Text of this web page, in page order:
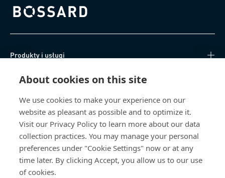
About cookies on this site
We use cookies to make your experience on our
website as pleasant as possible and to optimize it.
Visit our Privacy Policy to learn more about our data
collection practices. You may manage your personal
preferences under "Cookie Settings" now or at any
time later. By clicking Accept, you allow us to our use
of cookies.
Bossard homepage
Produkty i usługi
Centrum Wiedzy
Bezpośredni dostęp
Bossard Poland